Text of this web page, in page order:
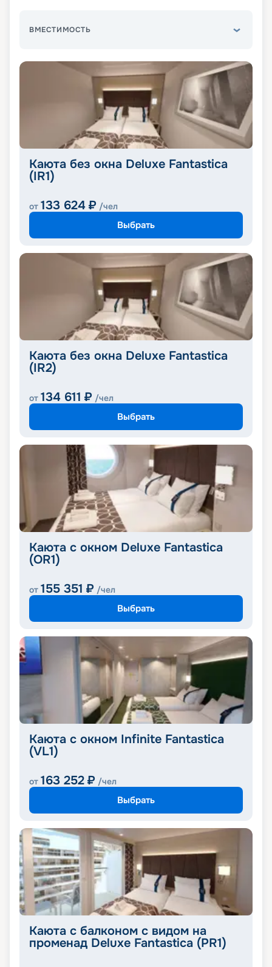
ВМЕСТИМОСТЬ
Каюта без окна Deluxe Fantastica
(IR1)
от 133 624 ₽ /чел
Выбрать
Каюта без окна Deluxe Fantastica
(IR2)
от 134 611 ₽ /чел
Выбрать
Каюта с окном Deluxe Fantastica
(OR1)
от 155 351 ₽ /чел
Выбрать
Каюта с окном Infinite Fantastica
(VL1)
от 163 252 ₽ /чел
Выбрать
Каюта с балконом с видом на
променад Deluxe Fantastica (PR1)